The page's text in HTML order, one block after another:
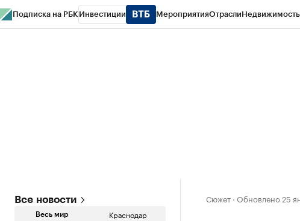
Подписка на РБК Инвестиции МероприятияОтраслиНедвижимость
Все новости
Весь мир Краснодар
Сюжет · Обновлено 25